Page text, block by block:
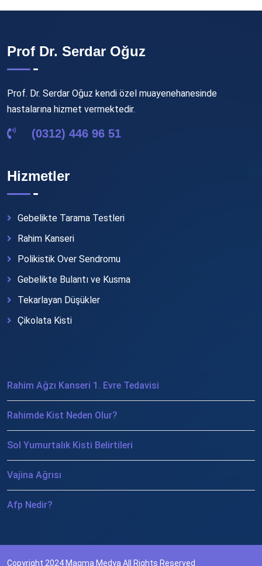
Prof Dr. Serdar Oğuz
Prof. Dr. Serdar Oğuz kendi özel muayenehanesinde
hastalarına hizmet vermektedir.
(0312) 446 96 51
Hizmetler
Gebelikte Tarama Testleri
Rahim Kanseri
Polikistik Over Sendromu
Gebelikte Bulantı ve Kusma
Tekarlayan Düşükler
Çikolata Kisti
Rahim Ağzı Kanseri 1. Evre Tedavisi
Rahimde Kist Neden Olur?
Sol Yumurtalık Kisti Belirtileri
Vajina Ağrısı
Afp Nedir?
Copyright 2024 Magma Medya All Rights Reserved